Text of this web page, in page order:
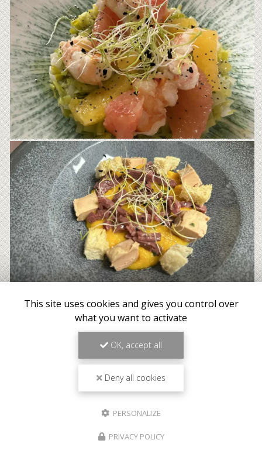
This site uses cookies and gives you control over
what you want to activate
OK, accept all
Deny all cookies
PERSONALIZE
PRIVACY POLICY